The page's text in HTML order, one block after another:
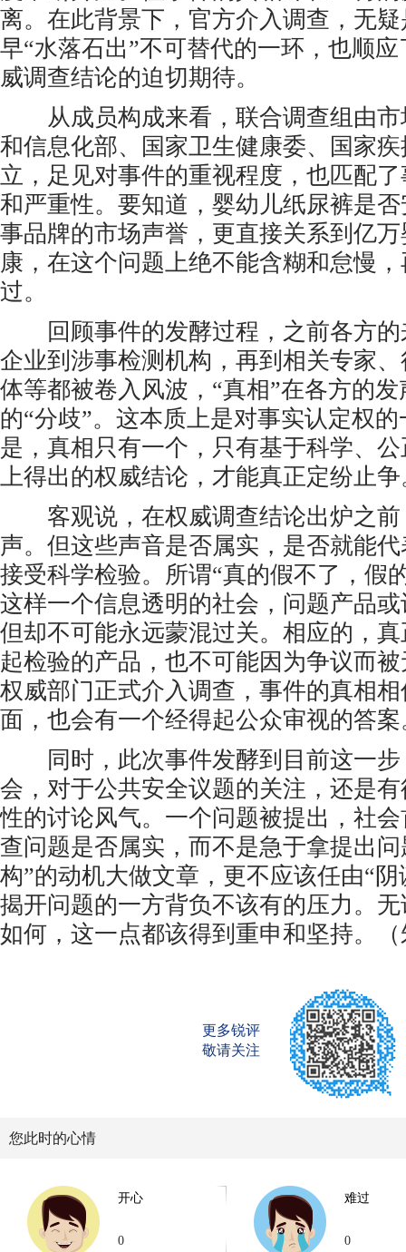
离。在此背景下，官方介入调查，无
早“水落石出”不可替代的一环，也顺
威调查结论的迫切期待。
从成员构成来看，联合调查组由市
和信息化部、国家卫生健康委、国家
立，足见对事件的重视程度，也匹配
和严重性。要知道，婴幼儿纸尿裤是
事品牌的市场声誉，更直接关系到亿
康，在这个问题上绝不能含糊和怠慢
过。
回顾事件的发酵过程，之前各方的
企业到涉事检测机构，再到相关专家
体等都被卷入风波，“真相”在各方的
的“分歧”。这本质上是对事实认定权的
是，真相只有一个，只有基于科学、
上得出的权威结论，才能真正定纷止争
客观说，在权威调查结论出炉之前
声。但这些声音是否属实，是否就能
接受科学检验。所谓“真的假不了，假
这样一个信息透明的社会，问题产品
但却不可能永远蒙混过关。相应的，
起检验的产品，也不可能因为争议而
权威部门正式介入调查，事件的真相
面，也会有一个经得起公众审视的答案
同时，此次事件发酵到目前这一步
会，对于公共安全议题的关注，还是
性的讨论风气。一个问题被提出，社
查问题是否属实，而不是急于拿提出问
构”的动机大做文章，更不应该任由“
揭开问题的一方背负不该有的压力。
如何，这一点都该得到重申和坚持。
更多锐评
敬请关注
您此时的心情
开心
0
难过
0